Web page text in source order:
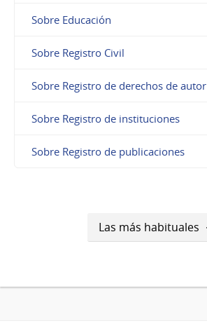
Sobre Educación
Sobre Registro Civil
Sobre Registro de derechos de autor
Sobre Registro de instituciones
Sobre Registro de publicaciones
Las más habituales